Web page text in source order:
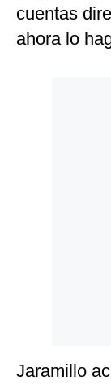
cuentas
ahora lo
Jaramillo